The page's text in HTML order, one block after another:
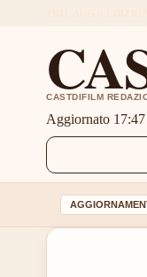
CASTDIFILM
Aggiornato 17:47